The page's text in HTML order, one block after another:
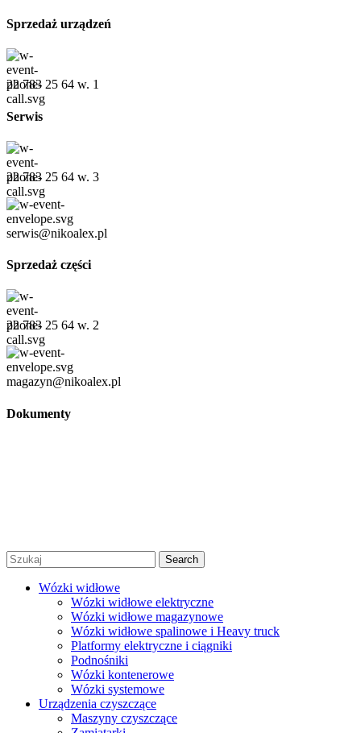
Sprzedaż urządzeń
22 783 25 64 w. 1
Serwis
22 783 25 64 w. 3
serwis@nikoalex.pl
Sprzedaż części
22 783 25 64 w. 2
magazyn@nikoalex.pl
Dokumenty
Search
Wózki widłowe
Wózki widłowe elektryczne
Wózki widłowe magazynowe
Wózki widłowe spalinowe i Heavy truck
Platformy elektryczne i ciągniki
Podnośniki
Wózki kontenerowe
Wózki systemowe
Urządzenia czyszczące
Maszyny czyszczące